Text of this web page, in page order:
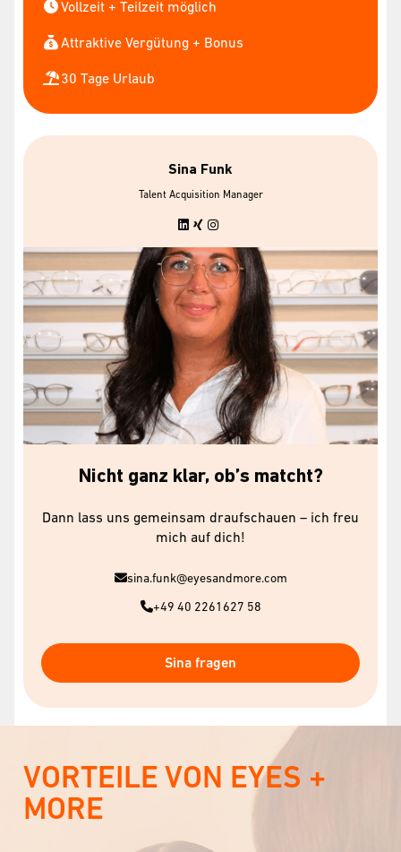
Vollzeit + Teilzeit möglich
Attraktive Vergütung + Bonus
30 Tage Urlaub
Sina Funk
Talent Acquisition Manager
Nicht ganz klar, ob’s matcht?
Dann lass uns gemeinsam draufschauen – ich freu
mich auf dich!
sina.funk@eyesandmore.com
+49 40 2261627 58
Sina fragen
VORTEILE VON EYES +
MORE